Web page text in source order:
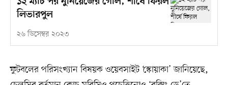
লিভারপুল
২৬ ডিসেম্বর ২০২৩
ফুটবলের পরিসংখ্যান বিষয়ক ওয়েবসাইট ‘স্কোয়াকা’ জানিয়েছে,